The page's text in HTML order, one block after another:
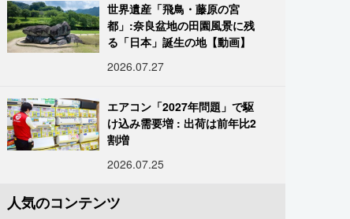
世界遺産「飛鳥・藤原の宮
都」:奈良盆地の田園風景に残
る「日本」誕生の地【動画】
2026.07.27
エアコン「2027年問題」で駆
け込み需要増 : 出荷は前年比2
割増
2026.07.25
人気のコンテンツ